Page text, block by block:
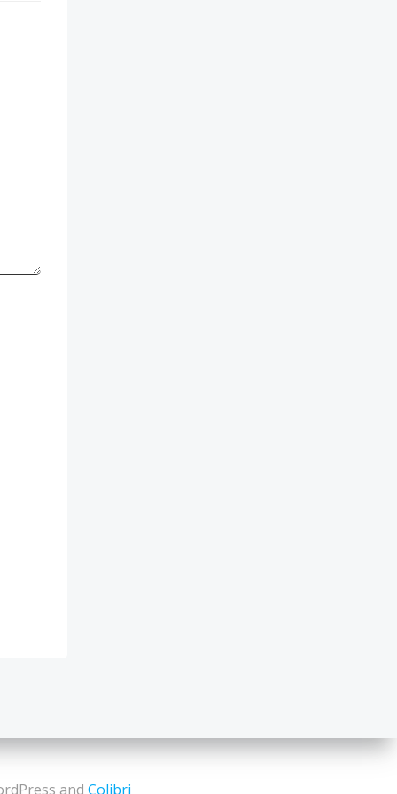
and Colibri